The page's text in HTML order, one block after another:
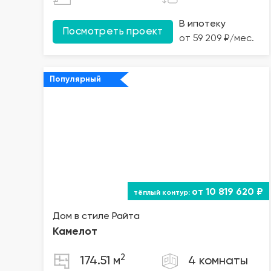
Посмотреть проект
В ипотеку
от 59 209 ₽/мес.
Популярный
от 10 819 620 ₽
Дом в стиле Райта
Камелот
174.51 м2 4 комнаты